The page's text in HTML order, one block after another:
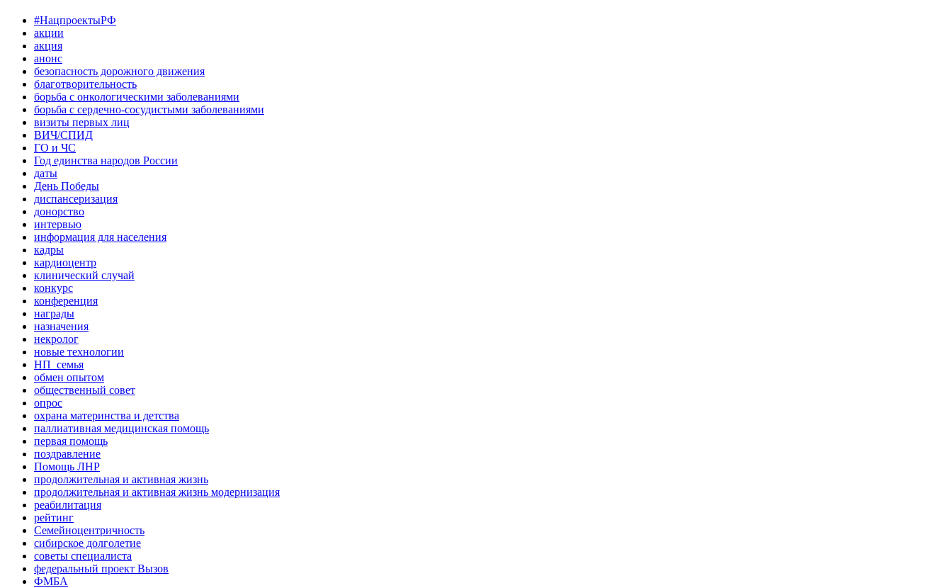
#НацпроектыРФ
акции
акция
анонс
безопасность дорожного движения
благотворительность
борьба с онкологическими заболеваниями
борьба с сердечно-сосудистыми заболеваниями
визиты первых лиц
ВИЧ/СПИД
ГО и ЧС
Год единства народов России
даты
День Победы
диспансеризация
донорство
интервью
информация для населения
кадры
кардиоцентр
клинический случай
конкурс
конференция
награды
назначения
некролог
новые технологии
НП_семья
обмен опытом
общественный совет
опрос
охрана материнства и детства
паллиативная медицинская помощь
первая помощь
поздравление
Помощь ЛНР
продолжительная и активная жизнь
продолжительная и активная жизнь модернизация
реабилитация
рейтинг
Семейноцентричность
сибирское долголетие
советы специалиста
федеральный проект Вызов
ФМБА